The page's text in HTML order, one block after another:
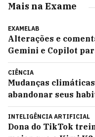
Mais na Exame
EXAMELAB
Alterações e
Gemini e Copilot
CIÊNCIA
Mudanças
abandonar seus
INTELIGÊNCIA ARTIFICIAL
Dona do TikTok